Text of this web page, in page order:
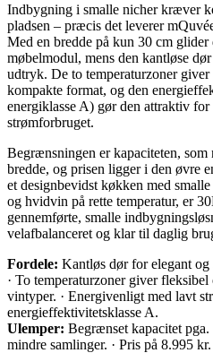
Indbygning i smalle nicher kræver
pladsen – præcis det leverer
Med en bredde på kun 30 cm
møbelmodul, mens den kantløse
udtryk. De to temperaturzoner
kompakte format, og den
energiklasse A) gør den attraktiv
strømforbruget.
Begrænsningen er kapaciteten,
bredde, og prisen ligger i den øvre
et designbevidst køkken med
og hvidvin på rette temperatur, er
gennemførte, smalle
velafbalanceret og klar til daglig
Fordele: Kantløs dør for elegant
· To temperaturzoner giver
vintyper. · Energivenligt med lavt
energieffektivitetsklasse A.
Ulemper: Begrænset kapacitet
mindre samlinger. · Pris på 8.995